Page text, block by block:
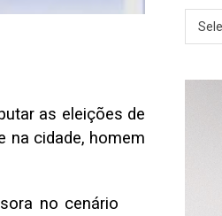
as eleições de
na cidade, homem
no cenário
TODAS